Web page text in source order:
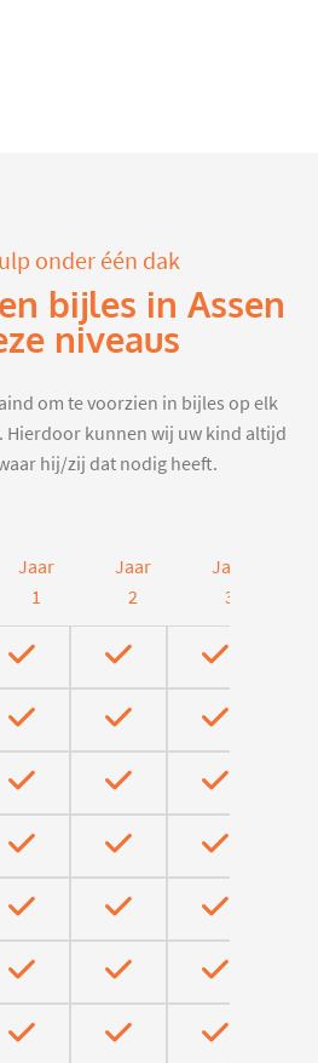
onder één dak
bijles in Assen
niveaus
om te voorzien in bijles op elk
Hierdoor kunnen wij uw kind altijd
hij/zij dat nodig heeft.
Jaar
1
Jaar
2
Jaar
3